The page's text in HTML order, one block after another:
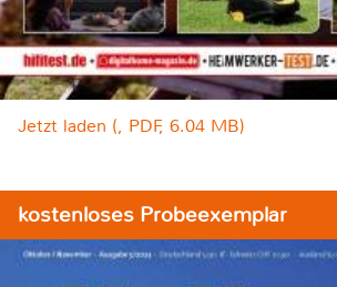
Jetzt laden (, PDF, 6.04 MB)
kostenloses Probeexemplar